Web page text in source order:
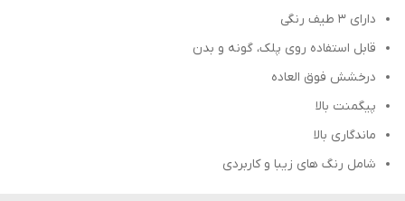
دارای 3 طیف رنگی
قابل استفاده روی پلک، گونه و بدن
درخشش فوق العاده
پیگمنت بالا
ماندگاری بالا
شامل رنگ های زیبا و کاربردی